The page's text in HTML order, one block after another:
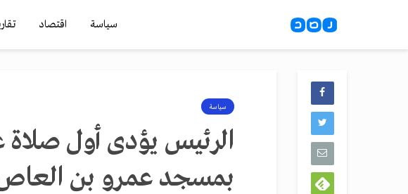
سياسة اقتصاد
سياسة
الرئيس يؤدى أول صلاة
بمسجد عمرو بن